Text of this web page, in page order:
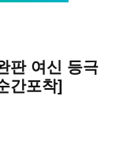
판 여신 등극
간포착]